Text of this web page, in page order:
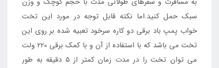
سبک حمل کنید.اما نکته قابل توجه در مورد این تخت
خواب پمپ باد برقی دو کاره سرخود تعبیه شده بر روی این
تخت می باشد که با استفاده از آن و با کمک برقی 220 ولت
می توان تخت را در مدت زمان کمتر از 5 دقیقه به طور